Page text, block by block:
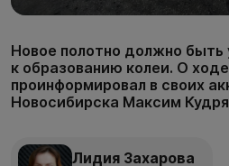
Новое полотно должно быть
к образованию колеи. О
проинформировал в своих
Новосибирска Максим
Лидия Захарова